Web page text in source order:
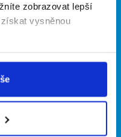
zobrazovat lepší
vysněnou
další projekty
práce z celé ČR
Mobilní aplikace